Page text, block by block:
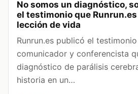
No somos un diagnóstico,
el testimonio que
lección de vida
Runrun.es publicó el
comunicador y conferencista
diagnóstico de parálisis
historia en un…